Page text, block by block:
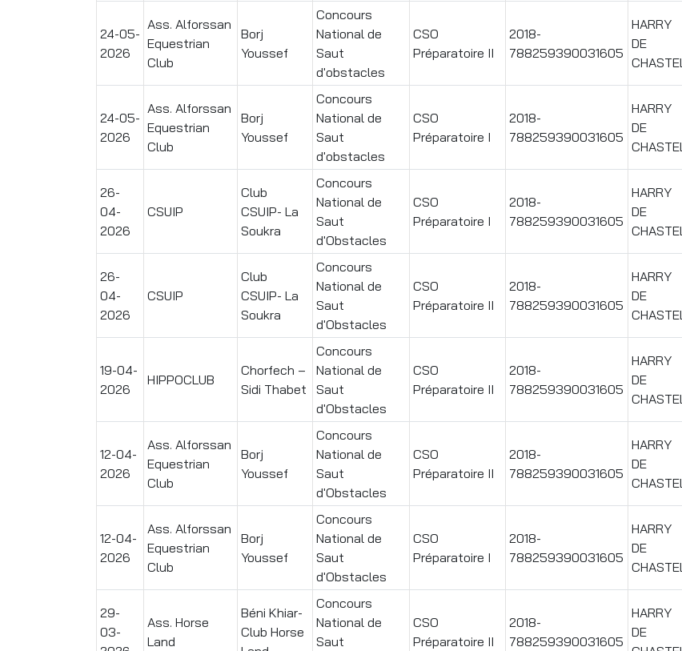
24-05-
2026
Ass. Alforssan
Equestrian
Club
Borj
Youssef
Concours
National de
Saut
d'obstacles
CSO
Préparatoire II
2018-
788259390031605
HARRY
DE
CHASTEL
24-05-
2026
Ass. Alforssan
Equestrian
Club
Borj
Youssef
Concours
National de
Saut
d'obstacles
CSO
Préparatoire I
2018-
788259390031605
HARRY
DE
CHASTEL
26-
04-
2026
CSUIP
Club
CSUIP- La
Soukra
Concours
National de
Saut
d'Obstacles
CSO
Préparatoire I
2018-
788259390031605
HARRY
DE
CHASTEL
26-
04-
2026
CSUIP
Club
CSUIP- La
Soukra
Concours
National de
Saut
d'Obstacles
CSO
Préparatoire II
2018-
788259390031605
HARRY
DE
CHASTEL
19-04-
2026
HIPPOCLUB
Chorfech –
Sidi Thabet
Concours
National de
Saut
d'Obstacles
CSO
Préparatoire II
2018-
788259390031605
HARRY
DE
CHASTEL
12-04-
2026
Ass. Alforssan
Equestrian
Club
Borj
Youssef
Concours
National de
Saut
d'Obstacles
CSO
Préparatoire II
2018-
788259390031605
HARRY
DE
CHASTEL
12-04-
2026
Ass. Alforssan
Equestrian
Club
Borj
Youssef
Concours
National de
Saut
d'Obstacles
CSO
Préparatoire I
2018-
788259390031605
HARRY
DE
CHASTEL
29-
03-
Ass. Horse
Land
Béni Khiar-
Club Horse
Concours
National de
Saut
CSO
Préparatoire II
2018-
788259390031605
HARRY
DE